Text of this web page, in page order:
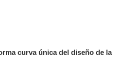
curva única del diseño de la